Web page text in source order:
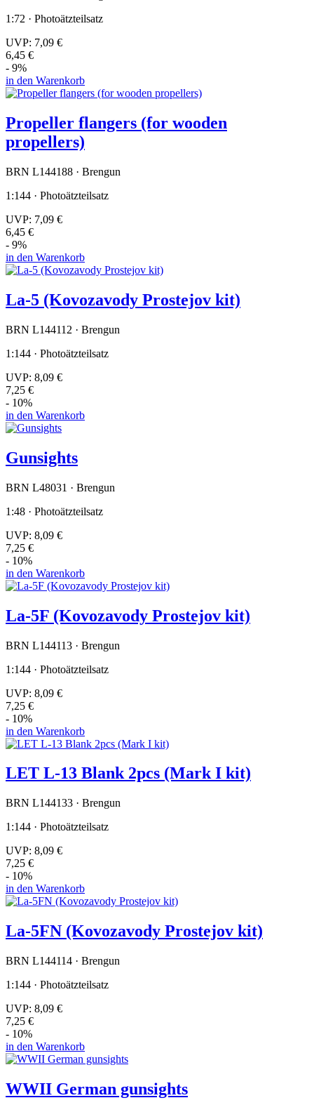
1:72 · Photoätzteilsatz
UVP: 7,09 €
6,45 €
- 9%
in den Warenkorb
Propeller flangers (for wooden
propellers)
BRN L144188 · Brengun
1:144 · Photoätzteilsatz
UVP: 7,09 €
6,45 €
- 9%
in den Warenkorb
La-5 (Kovozavody Prostejov kit)
BRN L144112 · Brengun
1:144 · Photoätzteilsatz
UVP: 8,09 €
7,25 €
- 10%
in den Warenkorb
Gunsights
BRN L48031 · Brengun
1:48 · Photoätzteilsatz
UVP: 8,09 €
7,25 €
- 10%
in den Warenkorb
La-5F (Kovozavody Prostejov kit)
BRN L144113 · Brengun
1:144 · Photoätzteilsatz
UVP: 8,09 €
7,25 €
- 10%
in den Warenkorb
LET L-13 Blan­k 2pcs (Mark I kit)
BRN L144133 · Brengun
1:144 · Photoätzteilsatz
UVP: 8,09 €
7,25 €
- 10%
in den Warenkorb
La-5FN (Kovozavody Prostejov kit)
BRN L144114 · Brengun
1:144 · Photoätzteilsatz
UVP: 8,09 €
7,25 €
- 10%
in den Warenkorb
WWII German gunsights